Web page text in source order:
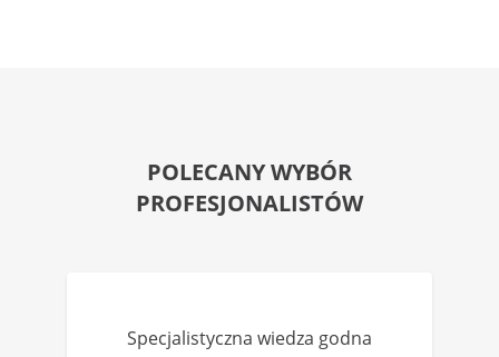
POLECANY WYBÓR
PROFESJONALISTÓW
Specjalistyczna wiedza godna